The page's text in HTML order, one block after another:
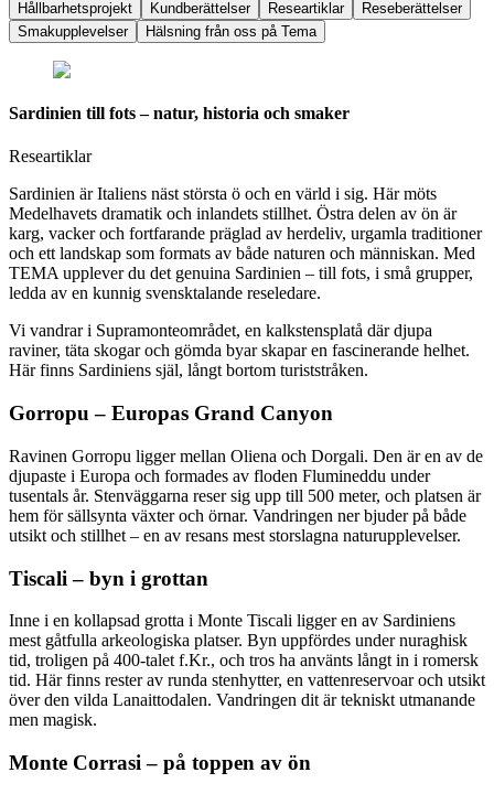
Hållbarhetsprojekt Kundberättelser Researtiklar
Reseberättelser
Smakupplevelser
Hälsning från oss på Tema
Sardinien till fots – natur, historia och smaker
Researtiklar
Sardinien är Italiens näst största ö och en värld i sig. Här möts
Medelhavets dramatik och inlandets stillhet. Östra delen av ön är
karg, vacker och fortfarande präglad av herdeliv, urgamla traditioner
och ett landskap som formats av både naturen och människan. Med
TEMA upplever du det genuina Sardinien – till fots, i små grupper,
ledda av en kunnig svensktalande reseledare.
Vi vandrar i Supramonteområdet, en kalkstensplatå där djupa
raviner, täta skogar och gömda byar skapar en fascinerande helhet.
Här finns Sardiniens själ, långt bortom turiststråken.
Gorropu – Europas Grand Canyon
Ravinen Gorropu ligger mellan Oliena och Dorgali. Den är en av de
djupaste i Europa och formades av floden Flumineddu under
tusentals år. Stenväggarna reser sig upp till 500 meter, och platsen är
hem för sällsynta växter och örnar. Vandringen ner bjuder på både
utsikt och stillhet – en av resans mest storslagna naturupplevelser.
Tiscali – byn i grottan
Inne i en kollapsad grotta i Monte Tiscali ligger en av Sardiniens
mest gåtfulla arkeologiska platser. Byn uppfördes under nuraghisk
tid, troligen på 400-talet f.Kr., och tros ha använts långt in i romersk
tid. Här finns rester av runda stenhytter, en vattenreservoar och utsikt
över den vilda Lanaittodalen. Vandringen dit är tekniskt utmanande
men magisk.
Monte Corrasi – på toppen av ön